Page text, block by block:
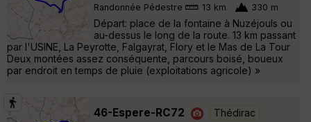
Randonnée Pédestre 13 km 330 m
Départ: place de la fontaine à Nuzéjouls ou
au-dessus le long de la route. 13 km passant
par l'USINE, La Peyrotte, Falgayrat, Flory et le Mas de La Tour
Deux montées assez conséquente, parcours boisé, boueux
par endroit en temps de pluie (exploitations agricole) »
46-Espere-RC72 Thédirac